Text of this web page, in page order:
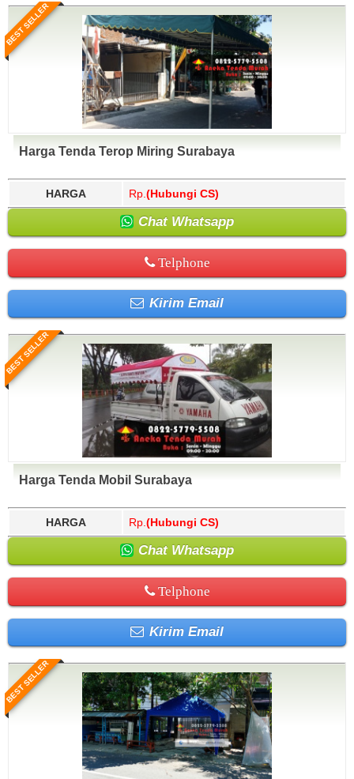
BEST SELLER
Harga Tenda Terop Miring Surabaya
HARGA Rp. (Hubungi CS)
Chat Whatsapp
Telphone
Kirim Email
BEST SELLER
Harga Tenda Mobil Surabaya
HARGA Rp. (Hubungi CS)
Chat Whatsapp
Telphone
Kirim Email
BEST SELLER